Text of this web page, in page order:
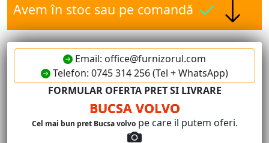
Avem în stoc sau pe comandă
Email: office@furnizorul.com
Telefon: 0745 314 256 (Tel + WhatsApp)
FORMULAR OFERTA PRET SI LIVRARE
BUCSA VOLVO
Cel mai bun pret Bucsa volvope care il putem oferi.